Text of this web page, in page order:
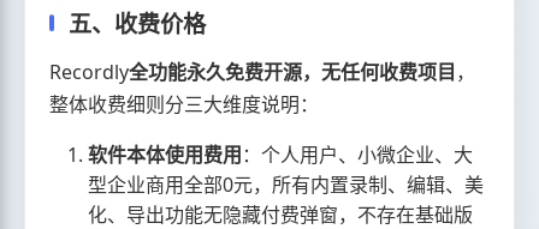
五、收费价格
Recordly全功能永久免费开源，无任何收费项目，
整体收费细则分三大维度说明：
软件本体使用费用：个人用户、小微企业、大
型企业商用全部0元，所有内置录制、编辑、美
化、导出功能无隐藏付费弹窗，不存在基础版